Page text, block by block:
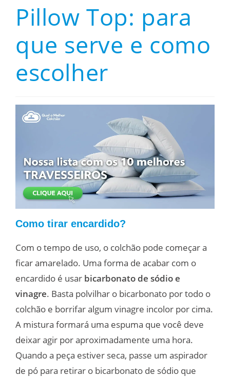
Pillow Top: para
que serve e como
escolher
Como tirar encardido?
Com o tempo de uso, o colchão pode começar a
ficar amarelado. Uma forma de acabar com o
encardido é usar bicarbonato de sódio e
vinagre. Basta polvilhar o bicarbonato por todo o
colchão e borrifar algum vinagre incolor por cima.
A mistura formará uma espuma que você deve
deixar agir por aproximadamente uma hora.
Quando a peça estiver seca, passe um aspirador
de pó para retirar o bicarbonato de sódio que